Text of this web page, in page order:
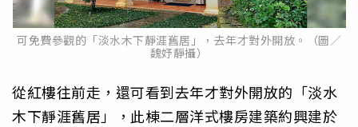
可免費參觀的「淡水木下靜涯舊居」，去年才對外開放。（圖／
魏妤靜攝）
從紅樓往前走，還可看到去年才對外開放的「淡水
木下靜涯舊居」，此棟二層洋式樓房建築約興建於